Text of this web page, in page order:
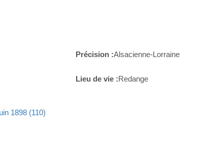
Précision :Alsacienne-Lorraine
Lieu de vie :Redange
1898 (110)